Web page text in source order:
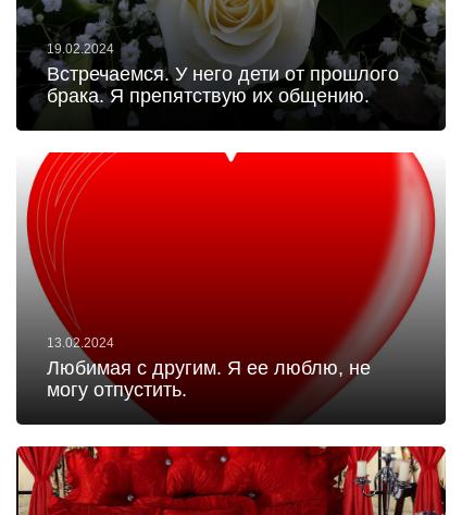
19.02.2024
Встречаемся. У него дети от прошлого
брака. Я препятствую их общению.
13.02.2024
Любимая с другим. Я ее люблю, не
могу отпустить.